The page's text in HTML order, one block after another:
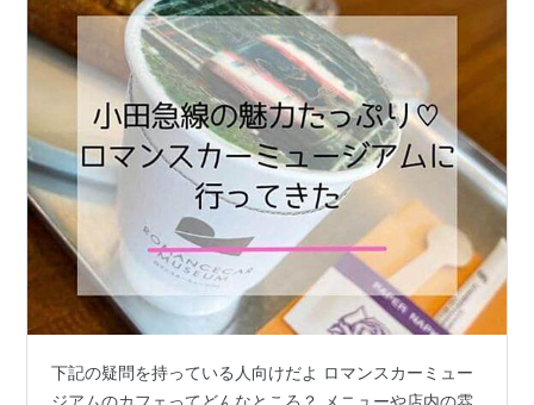
下記の疑問を持っている人向けだよ ロマンスカーミュー